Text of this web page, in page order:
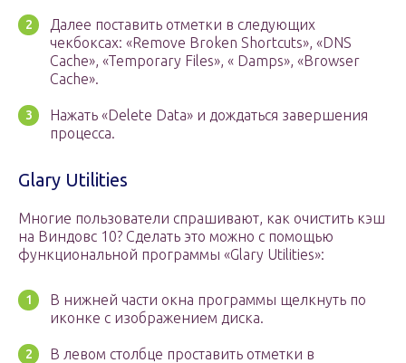
Далее поставить отметки в следующих
чекбоксах: «Remove Broken Shortcuts», «DNS
Cache», «Temporary Files», « Damps», «Browser
Cache».
Нажать «Delete Data» и дождаться завершения
процесса.
Glary Utilities
Многие пользователи спрашивают, как очистить кэш
на Виндовс 10? Сделать это можно с помощью
функциональной программы «Glary Utilities»:
В нижней части окна программы щелкнуть по
иконке с изображением диска.
В левом столбце проставить отметки в